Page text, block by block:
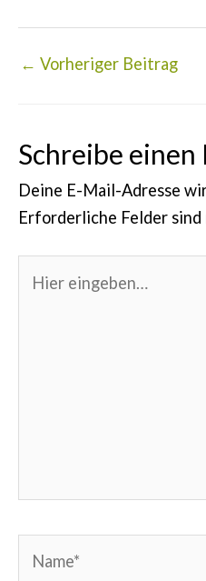
← Vorheriger Beitrag
Schreibe
Deine E-Mail-Adresse
Erforderliche Felder sind
eingeben…